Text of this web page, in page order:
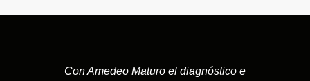
Con Amedeo Maturo el diagnóstico e